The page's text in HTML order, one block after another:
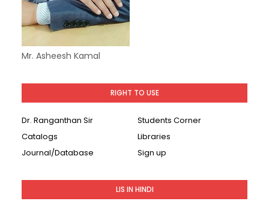
Mr. Asheesh Kamal
RIGHT TO USE
Dr. Ranganthan Sir
Students Corner
Catalogs
Libraries
Journal/Database
Sign up
LIS IN HINDI